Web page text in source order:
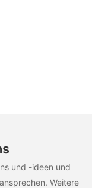
und -ideen und
Weitere